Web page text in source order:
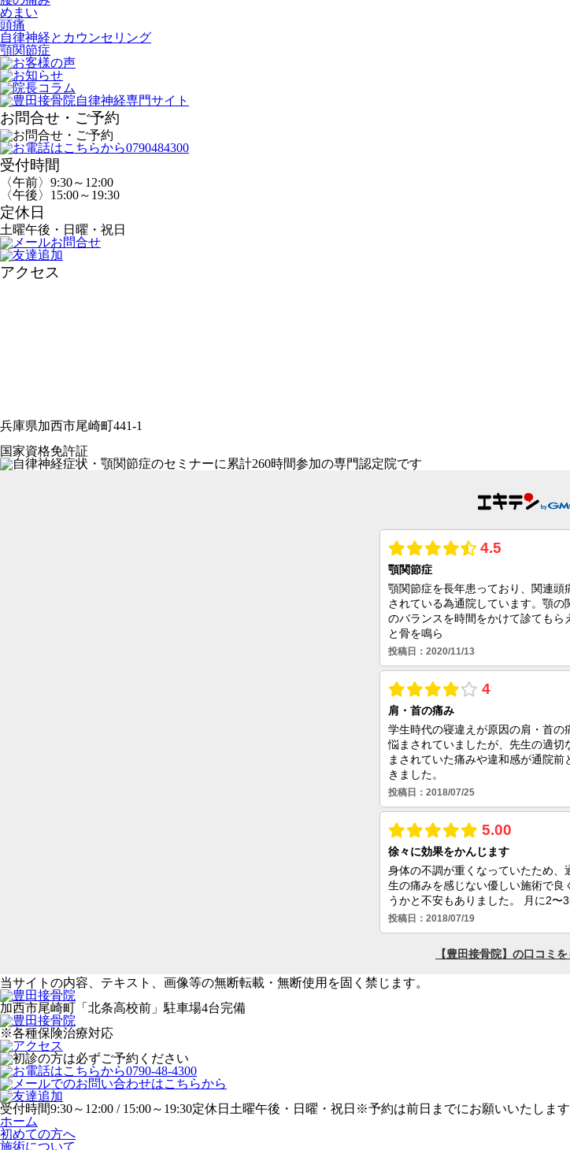
めまい
頭痛
自律神経とカウンセリング
顎関節症
お問合せ・ご予約
受付時間
〈午前〉9:30～12:00
〈午後〉15:00～19:30
定休日
土曜午後・日曜・祝日
アクセス
兵庫県加西市尾崎町441-1
国家資格免許証
当サイトの内容、テキスト、画像等の無断転載・無断使用を固く禁じます。
加西市尾崎町「北条高校前」駐車場4台完備
※各種保険治療対応
受付時間9:30～12:00 / 15:00～19:30定休日 土曜午後・日曜・祝日 ※予約は前日までにお願いいたします
ホーム
初めての方へ
施術について